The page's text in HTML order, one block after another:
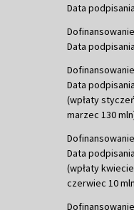
Data
Data
Data
(wpłaty
marzec 130
Data
(wpłaty
czerwiec 10